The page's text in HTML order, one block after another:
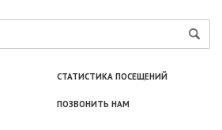
СТАТИСТИКА ПОСЕЩЕНИЙ
ПОЗВОНИТЬ НАМ